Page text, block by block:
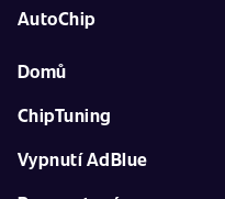
AutoChip
Domů
ChipTuning
Vypnutí AdBlue